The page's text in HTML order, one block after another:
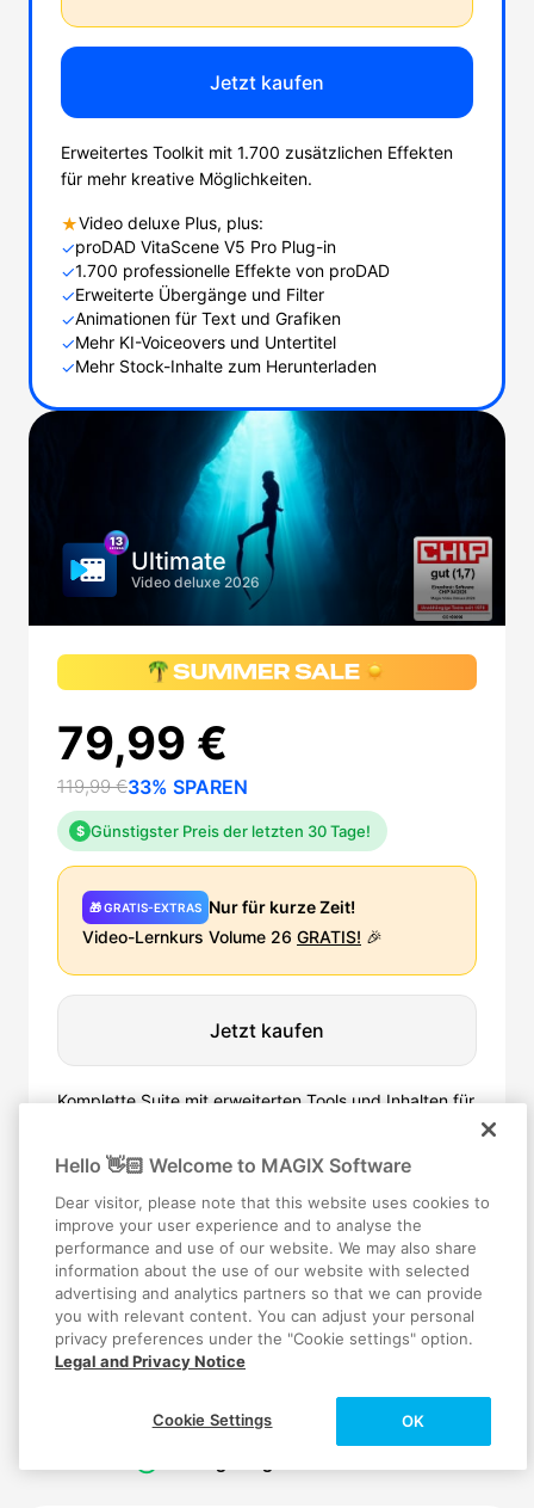
Jetzt kaufen
Erweitertes Toolkit mit 1.700 zusätzlichen Effekten
für mehr kreative Möglichkeiten.
★Video deluxe Plus, plus:
✓proDAD VitaScene V5 Pro Plug-in
✓1.700 professionelle Effekte von proDAD
✓Erweiterte Übergänge und Filter
✓Animationen für Text und Grafiken
✓Mehr KI-Voiceovers und Untertitel
✓Mehr Stock-Inhalte zum Herunterladen
Ultimate
Video deluxe 2026
79,99 €
119,99 €33% SPAREN
$ Günstigster Preis der letzten 30 Tage!
🎁 GRATIS-EXTRAS Nur für kurze Zeit!
Video-Lernkurs Volume 26 GRATIS! 🎉
Jetzt kaufen
Komplette Suite mit erweiterten Tools und Inhalten für
✦Video deluxe Premium, plus:
✓ 4 leistungsstarke proDAD Tools
✓KI-Stabilisierung und -Objektentfernung
✓Zeitlupe- und Zeitraffer-Effekte
✓Exklusive Video- und Audio-Inhalte
✓Mehr KI-Voiceovers und Untertitel
✓Mehr Stock-Inhalte zum Herunterladen
Vertrauen von 1,000,000+ Nutzern
Sicherer Checkout
Hello 👋🏻 Welcome to MAGIX Software
Dear visitor, please note that this website uses cookies to
improve your user experience and to analyse the
performance and use of our website. We may also share
information about the use of our website with selected
advertising and analytics partners so that we can provide
you with relevant content. You can adjust your personal
privacy preferences under the "Cookie settings" option.
Legal and Privacy Notice
OK
Cookie Settings